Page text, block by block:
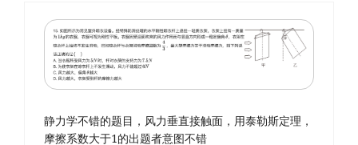
静力学不错的题目，风力垂直接触面，用泰勒斯定理，
摩擦系数大于1的出题者意图不错